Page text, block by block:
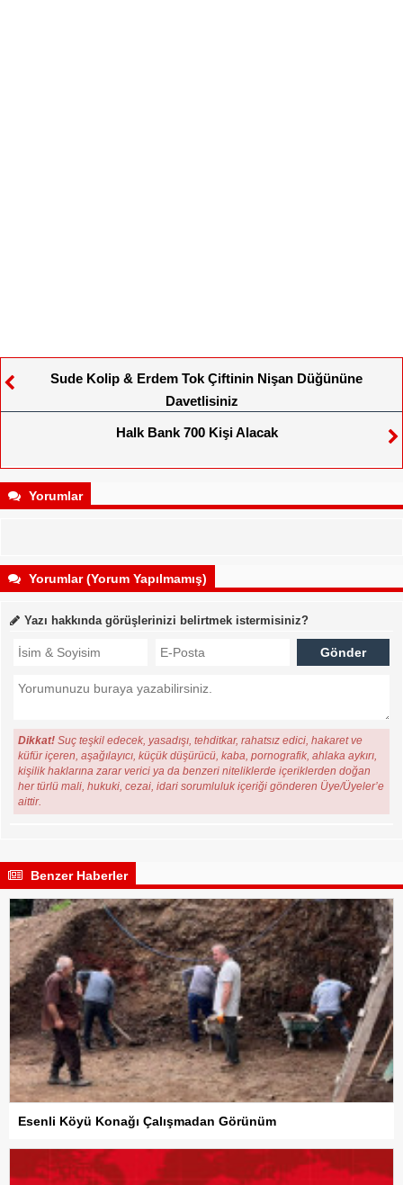
Sude Kolip & Erdem Tok Çiftinin Nişan Düğününe
Davetlisiniz
Halk Bank 700 Kişi Alacak
Yorumlar
Yorumlar (Yorum Yapılmamış)
Yazı hakkında görüşlerinizi belirtmek istermisiniz?
Dikkat! Suç teşkil edecek, yasadışı, tehditkar, rahatsız edici, hakaret ve
küfür içeren, aşağılayıcı, küçük düşürücü, kaba, pornografik, ahlaka aykırı,
kişilik haklarına zarar verici ya da benzeri niteliklerde içeriklerden doğan
her türlü mali, hukuki, cezai, idari sorumluluk içeriği gönderen Üye/Üyeler’e
aittir.
Benzer Haberler
Esenli Köyü Konağı Çalışmadan Görünüm